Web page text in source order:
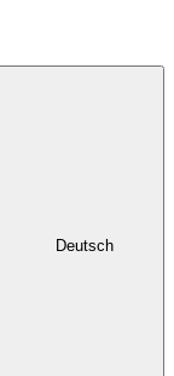
Deutsch